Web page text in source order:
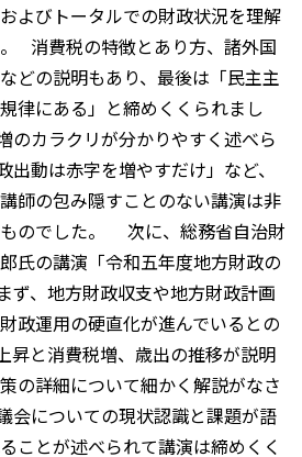
よびトータルでの財政状況を理解
消費税の特徴とあり方、諸外国
どの説明もあり、最後は「民主主
律にある」と締めくくられまし
カラクリが分かりやすく述べら
動は赤字を増やすだけ」など、
師の包み隠すことのない講演は非
のでした。 次に、総務省自治財
氏の講演「令和五年度地方財政の
、地方財政収支や地方財政計画
政運用の硬直化が進んでいるとの
昇と消費税増、歳出の推移が説明
の詳細について細かく解説がなさ
会についての現状認識と課題が語
ことが述べられて講演は締めくく